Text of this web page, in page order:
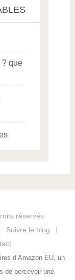
? que
réservés.
Suivre le blog
d’Amazon EU, un
de percevoir une